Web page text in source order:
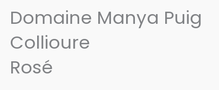
Domaine Manya Puig
Collioure
Rosé